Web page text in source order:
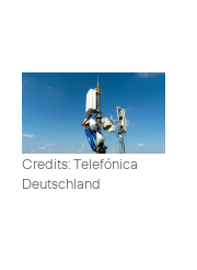
Credits: Telefónica
Deutschland